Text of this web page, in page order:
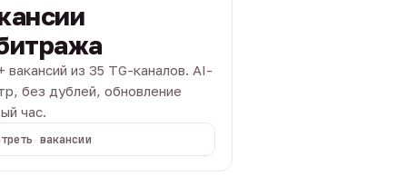
вакансий из 35 TG-каналов. AI-
без дублей, обновление
час.
вакансии